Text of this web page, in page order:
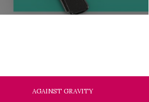
AGAINST GRAVITY